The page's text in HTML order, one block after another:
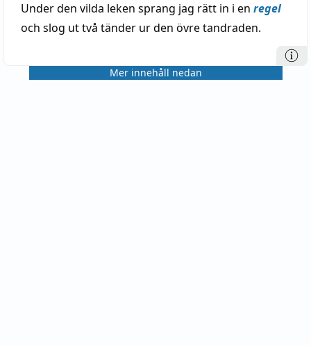
Under den vilda leken sprang jag rätt in i en regel
och slog ut två tänder ur den övre tandraden.
Mer innehåll nedan